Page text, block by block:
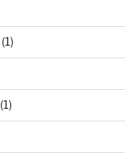
(1)
(1)